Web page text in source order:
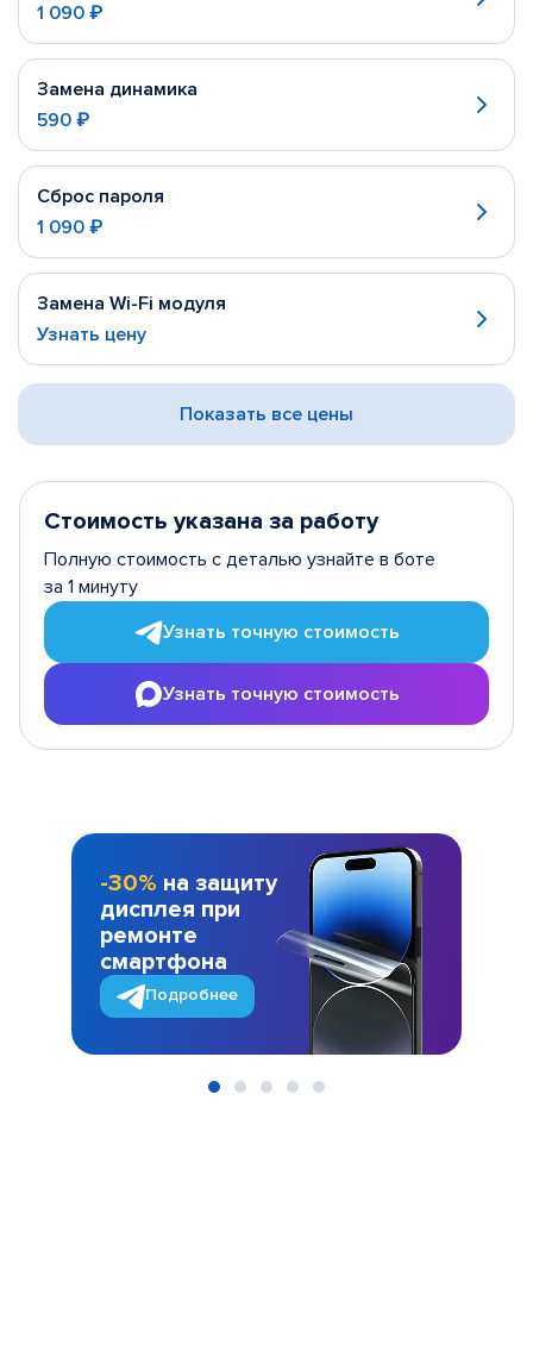
1 090 ₽
Замена динамика
590 ₽
Сброс пароля
1 090 ₽
Замена Wi-Fi модуля
Узнать цену
Показать все цены
Стоимость указана за работу
Полную стоимость с деталью узнайте в боте
за 1 минуту
Узнать точную стоимость
Узнать точную стоимость
-30% на защиту
дисплея при
ремонте
смартфона
Подробнее